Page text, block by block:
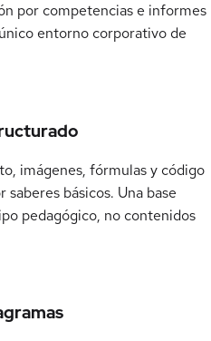
por competencias e informes
entorno corporativo de
imágenes, fórmulas y código
básicos. Una base
pedagógico, no contenidos